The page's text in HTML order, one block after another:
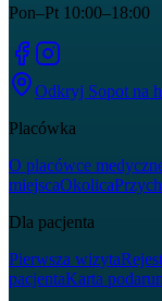
Pon–Pt 10:00–18:00
Odkryj Sopot na
Placówka
O placówce
miejscaOkolica
Dla pacjenta
Pierwsza wizyta
pacjentaKarta